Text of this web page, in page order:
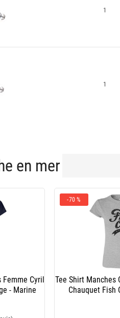
1
1
en mer
Femme Cyril
- Marine
-70 %
Tee Shirt Manches
Chauquet Fish